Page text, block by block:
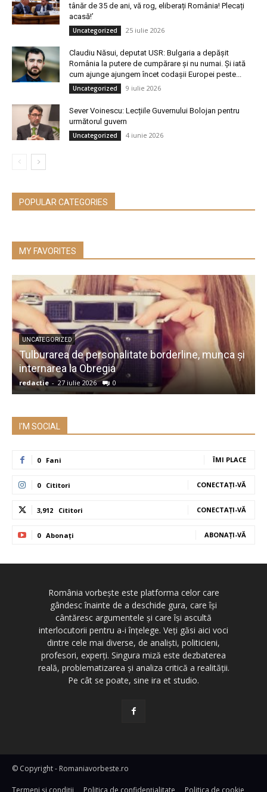
tânăr de 35 de ani, vă rog, eliberați România! Plecați
acasă!’
Uncategorized 25 iulie 2026
Claudiu Năsui, deputat USR: Bulgaria a depășit
România la putere de cumpărare și nu numai. Și iată
cum ajunge ajungem încet codașii Europei peste...
Uncategorized 9 iulie 2026
Sever Voinescu: Lecțiile Guvernului Bolojan pentru
următorul guvern
Uncategorized 4 iunie 2026
POPULAR CATEGORIES
MY FAVORITES
UNCATEGORIZED
Tulburarea de personalitate borderline, munca și
internarea la Obregia
redactie - 27 iulie 2026 0
I'M SOCIAL
0 Fani ÎMI PLACE
0 Cititori CONECTAȚI-VĂ
3,912 Cititori CONECTAȚI-VĂ
0 Abonați ABONAȚI-VĂ
România vorbește este platforma celor care
gândesc înainte de a deschide gura, care își
cântăresc argumentele și care își ascultă
interlocutorii pentru a-i înțelege. Veți găsi aici voci
dintre cele mai diverse, de analiști, politicieni,
profesori, experți. Singura miză este dezbaterea
reală, problematizarea și analiza critică a realității.
Pe cât se poate, sine ira et studio.
© Copyright - Romaniavorbeste.ro
Termeni și condiţii Politica de confidențialitate Politica de cookie